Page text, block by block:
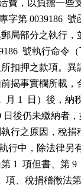
費，以負擔一些
專字第 0039186
局部分之執行，
號執行命令
扣押之款項。異
前揭事實欄所載
月 1  日）後，納
日後仍未繳納者
執行之原因，稅
行中，除法律另
1  項但書、第 9
項、稅捐稽徵法